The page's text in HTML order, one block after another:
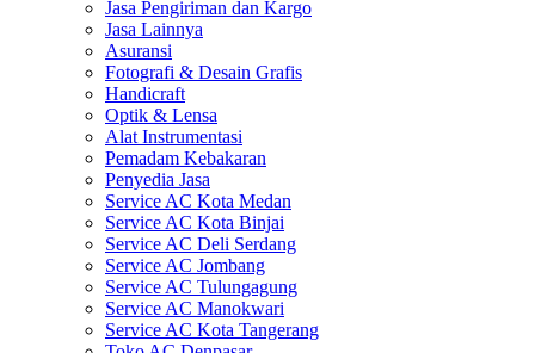
Jasa Pengiriman dan Kargo
Jasa Lainnya
Asuransi
Fotografi & Desain Grafis
Handicraft
Optik & Lensa
Alat Instrumentasi
Pemadam Kebakaran
Penyedia Jasa
Service AC Kota Medan
Service AC Kota Binjai
Service AC Deli Serdang
Service AC Jombang
Service AC Tulungagung
Service AC Manokwari
Service AC Kota Tangerang